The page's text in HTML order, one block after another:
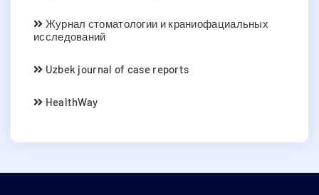
Журнал стоматологии и краниофациальных
исследований
Uzbek journal of case reports
HealthWay